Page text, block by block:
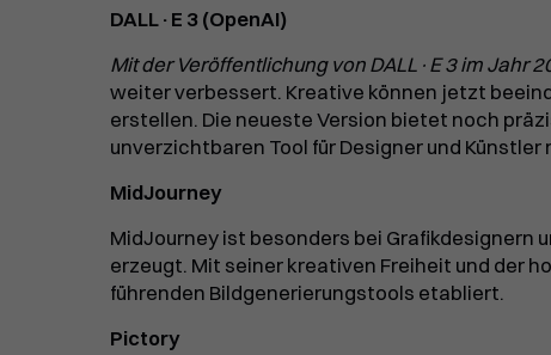
DALL·E 3 (OpenAI)
Mit der Veröffentlichung von DALL·E 3 im Jahr
weiter verbessert. Kreative können jetzt
erstellen. Die neueste Version bietet noch
unverzichtbaren Tool für Designer und Künstler
MidJourney
MidJourney ist besonders bei Grafikdesignern
erzeugt. Mit seiner kreativen Freiheit und der
führenden Bildgenerierungstools etabliert.
Pictory